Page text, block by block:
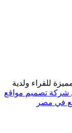
للقراء ولدية
شركة تصميم مواقع
في مصر